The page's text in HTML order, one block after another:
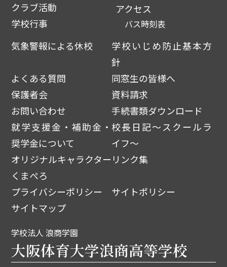
クラブ活動
学校行事
アクセス
バス時刻表
気象警報による休校
学校いじめ防止基本方
針
よくある質問
同窓生の皆様へ
保護者会
資料請求
お問い合わせ
手続書類ダウンロード
就学支援金・補助金・
奨学金について
校長日記～スクールラ
イフ～
オリジナルキャラクター
くまぺろ
リンク集
プライバシーポリシー
サイトポリシー
サイトマップ
学校法人 浪商学園
大阪体育大学浪商高等学校